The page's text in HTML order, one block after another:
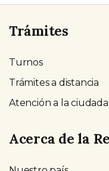
Trámites
Turnos
Trámites a distancia
Atención a la
Acerca de la